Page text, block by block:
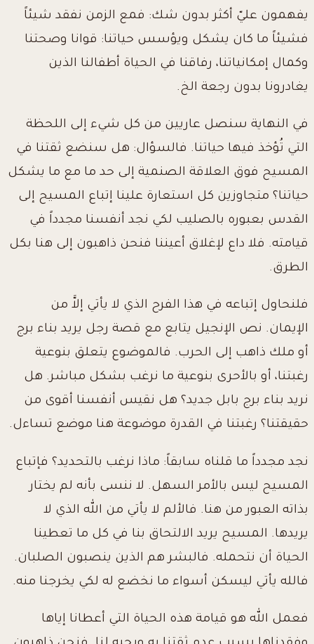
يفهمون عليّ أكثر بدون شك: فمع الزمن نفقد شيئاً
فشيئاً ما كان يشكل ويؤسس حياتنا: قوانا وصحتنا
وكمال إمكانياتنا، رفاقنا في الحياة أطفالنا الذين
يغادرونا بدون رجعة الخ.
في النهاية سنصل عاريين من كل شيء إلى اللحظة
التي تُؤخذ فيها حياتنا. فالسؤال: هل سنضع ثقتنا في
المسيح فوق العلاقة الصنمية إلى حد ما مع ما يشكل
حياتنا؟ متجاوزين كل استعارة علينا إتباع المسيح إلى
القدس بعبوره بالصليب لكي نجد أنفسنا مجدداً في
قيامته. فلا داع لإغلاق أعيننا فنحن ذاهبون إلى هنا بكل
الطرق.
فلنحاول إتباعه في هذا الفرح الذي لا يأتي إلاَّ من
الإيمان. نص الإنجيل يتابع مع قصة رجل يريد بناء برج
أو ملك ذاهب إلى الحرب. فالموضوع يتعلق بنوعية
رغبتنا، أو بالأحرى بنوعية ما نرغب بشكل مباشر. هل
نريد بناء برج بابل جديد؟ هل نقيس أنفسنا أقوى من
حقيقتنا؟ رغبتنا في القدرة موضوعة هنا موضع تساءل.
نجد مجدداً ما قلناه سابقاً: ماذا نرغب بالتحديد؟ فإتباع
المسيح ليس بالأمر السهل. لا ننسى بأنه لم يختار
بذاته العبور من هنا. فالألم لا يأتي من الله الذي لا
يريدها. المسيح يريد الالتحاق بنا في كل ما تعطينا
الحياة أن نتحمله. فالبشر هم الذين ينصبون الصلبان.
فالله يأتي ليسكن أسواء ما نخضع له لكي يخرجنا منه.
فعمل الله هو قيامة هذه الحياة التي أعطانا إياها